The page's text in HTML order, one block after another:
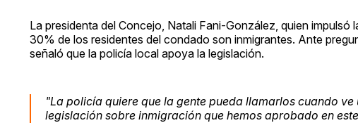
La presidenta del Concejo, Natali Fani-González, quien impulsó
30% de los residentes del condado son inmigrantes. Ante
señaló que la policía local apoya la legislación.
"La policía quiere que la gente pueda llamarlos cuando
legislación sobre inmigración que hemos aprobado en